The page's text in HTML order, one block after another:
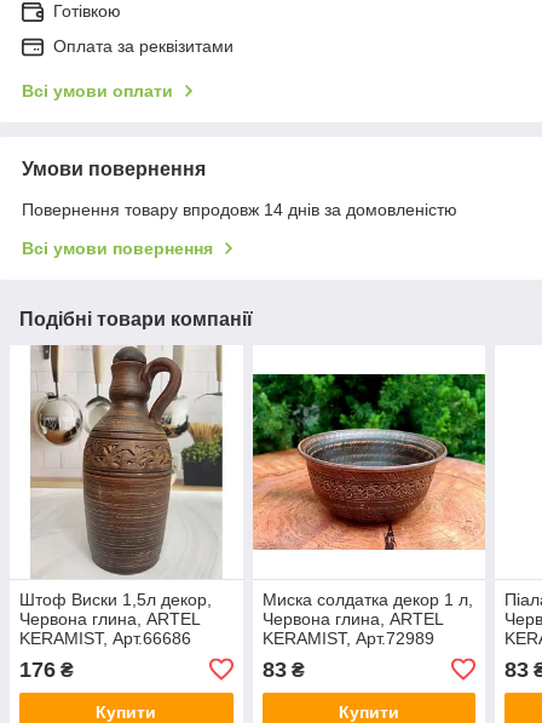
Готівкою
Оплата за реквізитами
Всі умови оплати
Умови повернення
Повернення товару впродовж 14 днів за домовленістю
Всі умови повернення
Подібні товари компанії
Штоф Виски 1,5л декор,
Червона глина, ARTEL
KERAMIST, Арт.66686
176 ₴
Купити
Миска солдатка декор 1 л,
Червона глина, ARTEL
KERAMIST, Арт.72989
83₴
Купити
83